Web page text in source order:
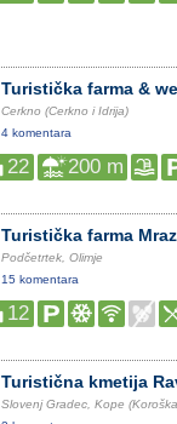
Turistička farma &
Cerkno (Cerkno i Idrija)
4 komentara
22 200 m
Turistička farma Mraz
Podčetrtek, Olimje
15 komentara
12
Turistična kmetija
Slovenj Gradec, Kope